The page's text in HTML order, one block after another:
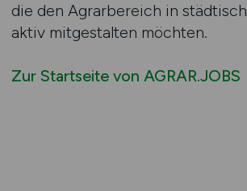
die den Agrarbereich in
aktiv mitgestalten möchten.
Zur Startseite von AGRAR.JOBS